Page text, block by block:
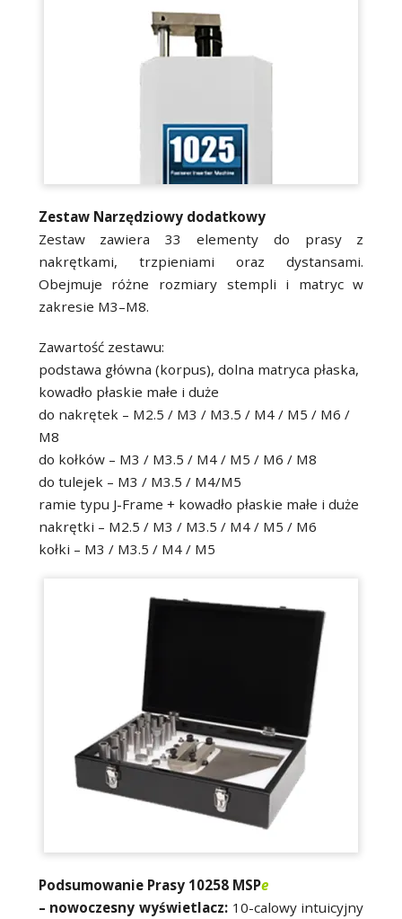
Zestaw Narzędziowy dodatkowy
Zestaw zawiera 33 elementy do prasy z
nakrętkami, trzpieniami oraz dystansami.
Obejmuje różne rozmiary stempli i matryc w
zakresie M3–M8.
Zawartość zestawu:
podstawa główna (korpus), dolna matryca płaska,
kowadło płaskie małe i duże
do nakrętek – M2.5 / M3 / M3.5 / M4 / M5 / M6 /
M8
do kołków – M3 / M3.5 / M4 / M5 / M6 / M8
do tulejek – M3 / M3.5 / M4/M5
ramie typu J-Frame + kowadło płaskie małe i duże
nakrętki – M2.5 / M3 / M3.5 / M4 / M5 / M6
kołki – M3 / M3.5 / M4 / M5
Podsumowanie Prasy 10258 MSPe
– nowoczesny wyświetlacz: 10-calowy intuicyjny